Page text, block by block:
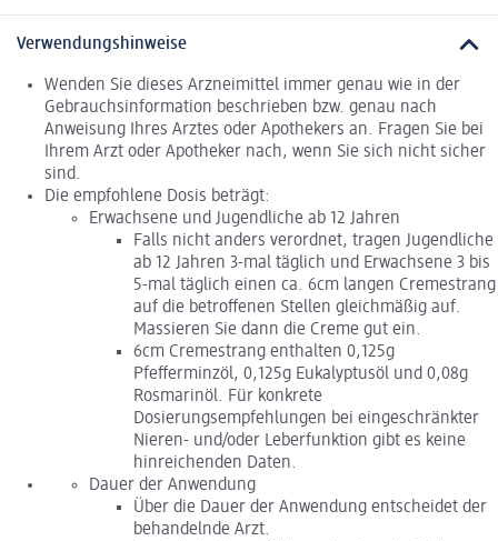
Verwendungshinweise
Wenden Sie dieses Arzneimittel immer genau wie in der
Gebrauchsinformation beschrieben bzw. genau nach
Anweisung Ihres Arztes oder Apothekers an. Fragen Sie bei
Ihrem Arzt oder Apotheker nach, wenn Sie sich nicht sicher
sind.
Die empfohlene Dosis beträgt:
Erwachsene und Jugendliche ab 12 Jahren
Falls nicht anders verordnet, tragen Jugendliche
ab 12 Jahren 3-mal täglich und Erwachsene 3 bis
5-mal täglich einen ca. 6cm langen Cremestrang
auf die betroffenen Stellen gleichmäßig auf.
Massieren Sie dann die Creme gut ein.
6cm Cremestrang enthalten 0,125g
Pfefferminzöl, 0,125g Eukalyptusöl und 0,08g
Rosmarinöl. Für konkrete
Dosierungsempfehlungen bei eingeschränkter
Nieren- und/oder Leberfunktion gibt es keine
hinreichenden Daten.
Dauer der Anwendung
Über die Dauer der Anwendung entscheidet der
behandelnde Arzt.